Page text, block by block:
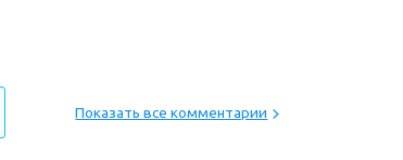
Показать все комментарии